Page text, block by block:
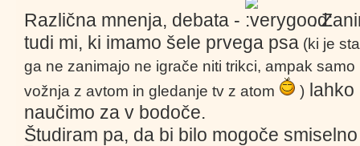
Različna mnenja, debata -
.
tudi mi, ki imamo šele prvega psa (ki je
ga ne zanimajo ne igrače niti trikci, ampak
vožnja z avtom in gledanje tv z atom
) lahko
naučimo za v bodoče.
Študiram pa, da bi bilo mogoče